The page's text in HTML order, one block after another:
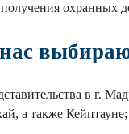
охранных
в г.
а также Кейптауне;